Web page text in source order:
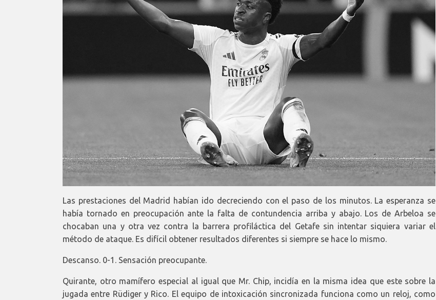
Las prestaciones del Madrid habían ido decreciendo con el paso de los minutos. La esperanza se
había tornado en preocupación ante la falta de contundencia arriba y abajo. Los de Arbeloa se
chocaban una y otra vez contra la barrera profiláctica del Getafe sin intentar siquiera variar el
método de ataque. Es difícil obtener resultados diferentes si siempre se hace lo mismo.
Descanso. 0-1. Sensación preocupante.
Quirante, otro mamífero especial al igual que Mr. Chip, incidía en la misma idea que este sobre la
jugada entre Rüdiger y Rico. El equipo de intoxicación sincronizada funciona como un reloj, como